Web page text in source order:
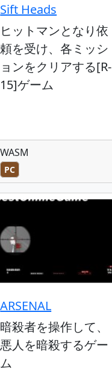
Sift Heads
ヒットマンとなり依
頼を受け、各ミッシ
ョンをクリアする[R-
15]ゲーム
WASM
PC
ARSENAL
暗殺者を操作して、
悪人を暗殺するゲー
ム